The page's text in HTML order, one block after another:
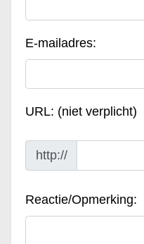
E-mailadres:
URL: (niet verplicht)
http://
Reactie/Opmerking: